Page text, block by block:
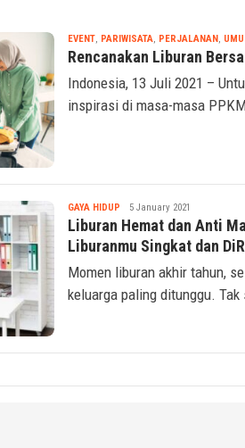
EVENT, PARIWISATA, PERJALANAN ,
Rencanakan Liburan
Indonesia, 13 Juli 2021 –
inspirasi di masa-masa
GAYA HIDUP Nabila
5 January 2021
Liburan Hemat dan Anti
Liburanmu Singkat dan
Momen liburan akhir tahun,
keluarga paling ditunggu.